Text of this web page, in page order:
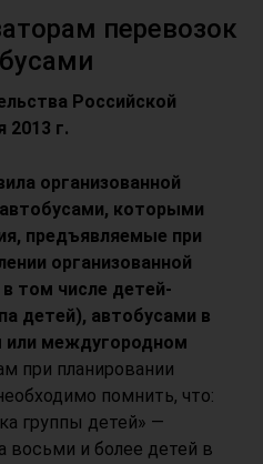
перевозок
Российской
2013 г.
организованной
которыми
предъявляемые при
организованной
том числе детей-
детей), автобусами в
или междугородном
при планировании
помнить, что:
группы детей» —
восьми и более детей в